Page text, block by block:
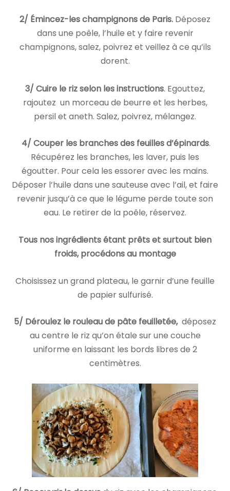
2/ Émincez-les champignons de Paris. Déposez
dans une poêle, l’huile et y faire revenir
champignons, salez, poivrez et veillez à ce qu’ils
dorent.
3/ Cuire le riz selon les instructions. Egouttez,
rajoutez un morceau de beurre et les herbes,
persil et aneth. Salez, poivrez, mélangez.
4/ Couper les branches des feuilles d’épinards.
Récupérez les branches, les laver, puis les
égoutter. Pour cela les essorer avec les mains.
Déposer l’huile dans une sauteuse avec l’ail, et faire
revenir jusqu’à ce que le légume perde toute son
eau. Le retirer de la poêle, réservez.
Tous nos ingrédients étant prêts et surtout bien
froids, procédons au montage
Choisissez un grand plateau, le garnir d’une feuille
de papier sulfurisé.
5/ Déroulez le rouleau de pâte feuilletée,déposez
au centre le riz qu’on étale sur une couche
uniforme en laissant les bords libres de 2
centimètres.